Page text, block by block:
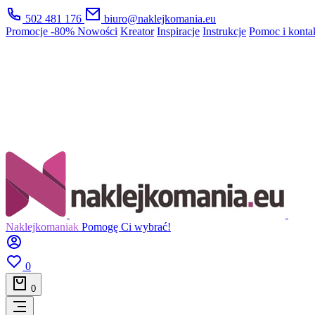
502 481 176
biuro@naklejkomania.eu
Promocje -80% Nowości Kreator Inspiracje Instrukcje Pomoc i
Naklejkomaniak Pomogę Ci wybrać!
0
0